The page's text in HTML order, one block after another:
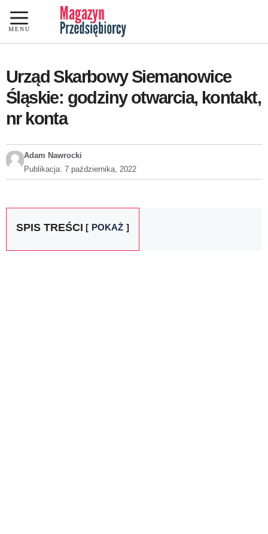
Przejdź
do
treści
MENU
Urząd Skarbowy Siemanowice
Śląskie: godziny otwarcia, kontakt,
nr konta
Adam Nawrocki
Publikacja: 7 października, 2022
SPIS TREŚCI POKAŻ